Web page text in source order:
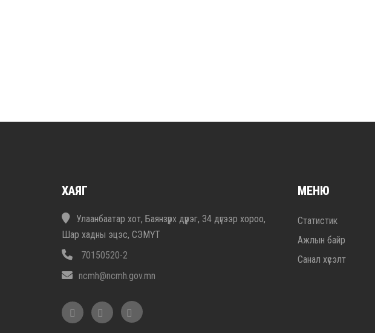
ХАЯГ
Улаанбаатар хот, Баянзүрх дүүрэг, 34 дүгээр хороо,
Шар хадны эцэс, СЭМҮТ
70150520-2
ncmh@ncmh.gov.mn
МЕНЮ
Статистик
Ажлын байр
Санал хүсэлт